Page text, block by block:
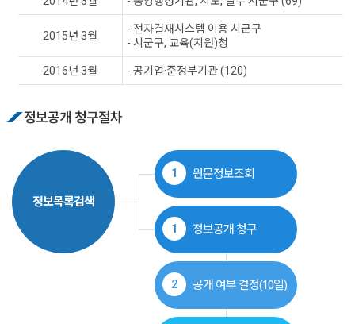
2015년 3월
- 전자결재시스템 이용 시군구
- 시군구, 교육(지원)청
2016년 3월 - 공기업·준정부기관 (120)
정보공개 청구절차
정보목록검색
1 원문정보조회
1 정보공개 청구
2 공개 여부 결정(10일)